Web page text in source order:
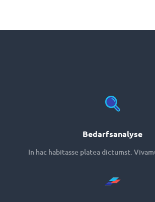
Bedarfsanalyse
In hac habitasse platea dictumst.